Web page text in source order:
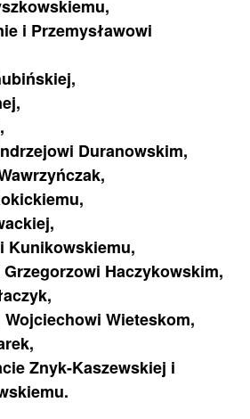
i Przemysławowi
Duranowskim,
Kunikowskiemu,
Haczykowskim,
Wieteskom,
Znyk-Kaszewskiej i